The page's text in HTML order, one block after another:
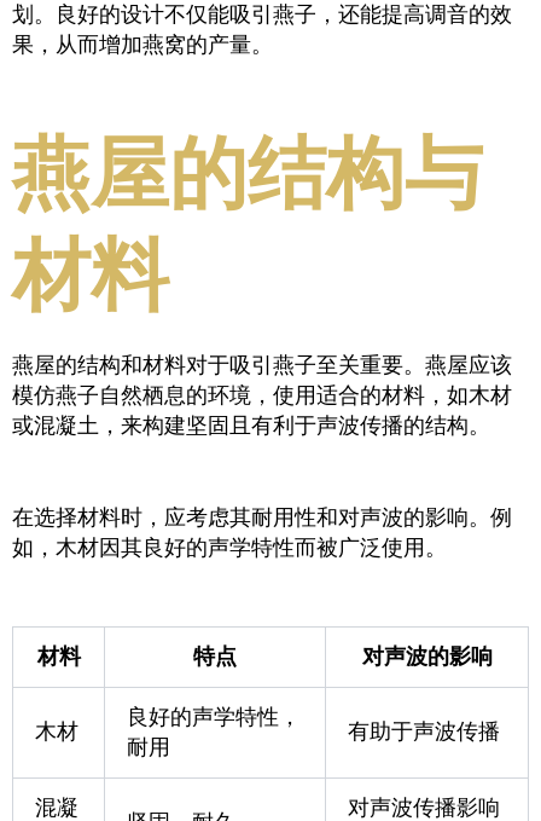
划。良好的设计不仅能吸引燕子，还能提高调音的效
果，从而增加燕窝的产量。
燕屋的结构与
材料
燕屋的结构和材料对于吸引燕子至关重要。燕屋应该
模仿燕子自然栖息的环境，使用适合的材料，如木材
或混凝土，来构建坚固且有利于声波传播的结构。
在选择材料时，应考虑其耐用性和对声波的影响。例
如，木材因其良好的声学特性而被广泛使用。
材料 特点 对声波的影响
木材
良好的声学特性，
耐用
有助于声波传播
混凝 对声波传播影响